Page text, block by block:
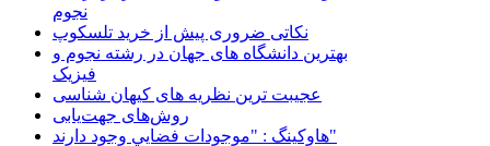
نجوم
نکاتی ضروری پیش از خرید تلسکوپ
بهترین دانشگاه های جهان در رشته نجوم و
فیزیک
عجیبت ترین نظریه های کیهان شناسی
روش‌های جهت‌یابی
هاوكينگ : "موجودات فضايي وجود دارند"